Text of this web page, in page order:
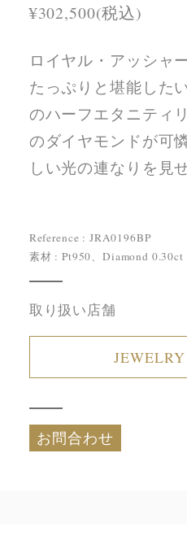
¥302,500(税込)
ロイヤル・アッシャ
たっぷりと堪能した
のハーフエタニティ
のダイヤモンドが可
しい光の連なりを見
Reference : JRA0196BP
素材 : Pt950、Diamond 0.30ct
取り扱い店舗
お問合わせ